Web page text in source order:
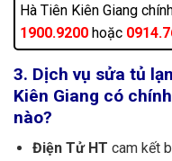
Thi công đường ống cấp nước
Thay mâm từ
Chân kê máy giặt
Thay túi lưới lọc máy giặt
Lò xo côn
Hà Tiên Kiên Giang
1900.9200 hoặc
3. Dịch vụ sửa tủ
Kiên Giang có
nào?
Điện Tử HT cam kết